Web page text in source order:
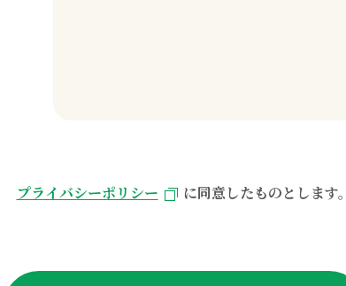
プライバシーポリシー に同意したものとします。